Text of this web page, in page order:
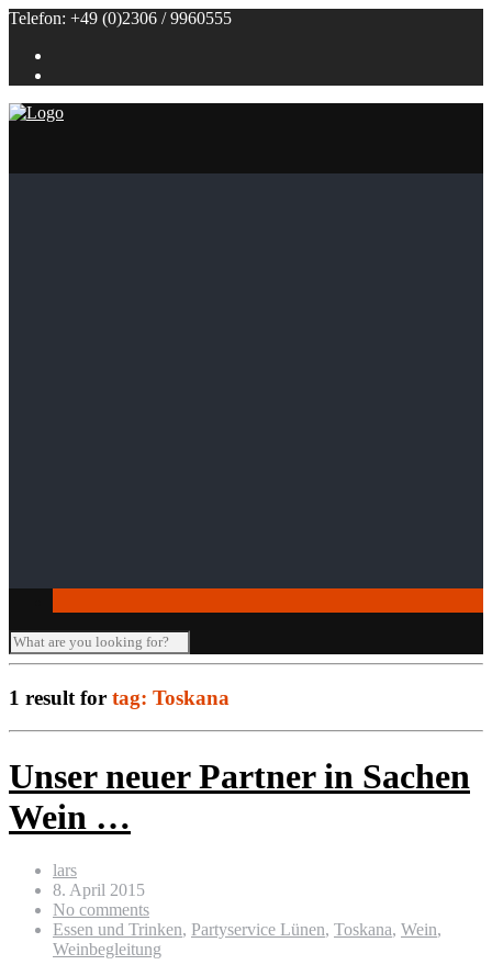
Telefon: +49 (0)2306 / 9960555
1 result for tag: Toskana
Unser neuer Partner in Sachen
Wein …
lars
8. April 2015
No comments
Essen und Trinken, Partyservice Lünen, Toskana, Wein,
Weinbegleitung